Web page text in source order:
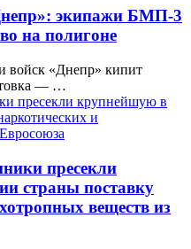
экипажи БМП-3
на полигоне
войск «Днепр» кипит
— …
пресекли
страны поставку
веществ из